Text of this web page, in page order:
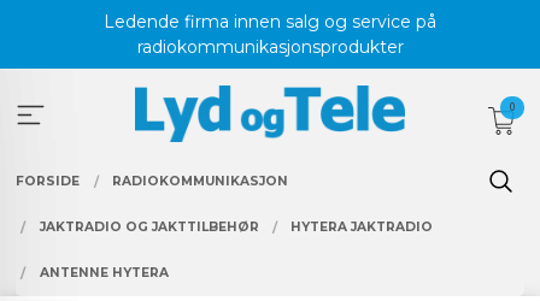
Ledende firma innen salg og service på
radiokommunikasjonsprodukter
0
FORSIDE RADIOKOMMUNIKASJON
JAKTRADIO OG JAKTTILBEHØR HYTERA JAKTRADIO
ANTENNE HYTERA